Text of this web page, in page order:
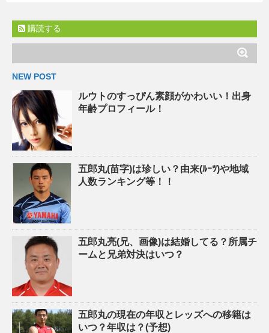
購読する
NEW POST
ルウトのすっぴん素顔がかわいい！出身
年齢プロフィール！
五郎丸(苗字)は珍しい？由来(ﾙｰﾂ)や地域
人数ランキング等！！
五郎丸亮(兄、画像)は結婚してる？所属チ
ームと兄弟対決はいつ？
五郎丸の現在の年収とレッズへの移籍は
いつ？年収は？(予想)